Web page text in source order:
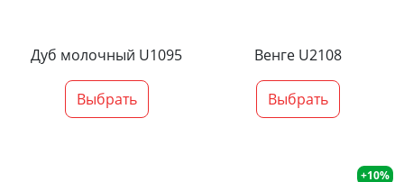
Дуб молочный U1095
Выбрать
Венге U2108
Выбрать
+10%